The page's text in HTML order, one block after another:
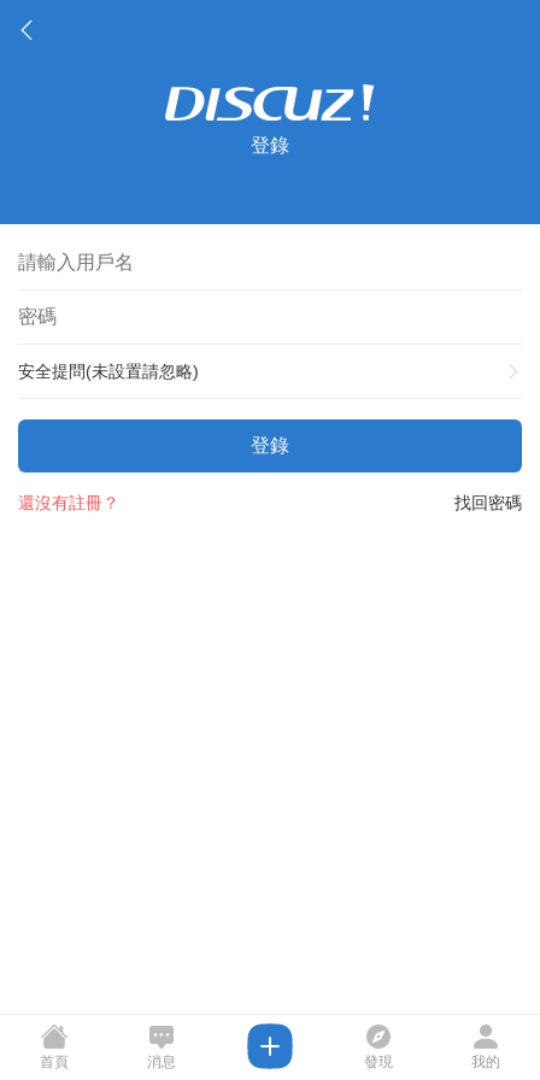
登錄
安全提問(未設置請忽略)
登錄
找回密碼
還沒有註冊？
首頁 消息 發現 我的